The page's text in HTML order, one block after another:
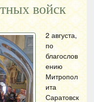
войск
2 августа,
по
благослов
ению
Митропол
ита
Саратовск